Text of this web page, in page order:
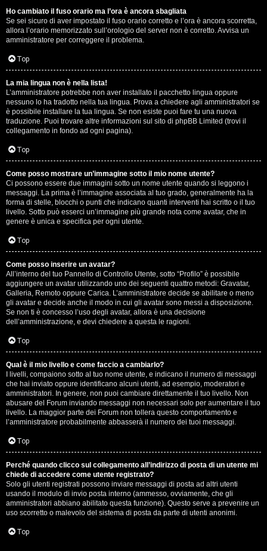
Ho cambiato il fuso orario ma l’ora è ancora sbagliata
Se sei sicuro di aver impostato il fuso orario corretto e l’ora è ancora scorretta,
allora l’orario memorizzato sull’orologio del server non è corretto. Avvisa un
amministratore per correggere il problema.
Top
La mia lingua non è nella lista!
L’amministratore potrebbe non aver installato il pacchetto lingua oppure
nessuno lo ha tradotto nella tua lingua. Prova a chiedere agli amministratori se
è possibile installare la tua lingua. Se non esiste puoi fare tu una nuova
traduzione. Puoi trovare altre informazioni sul sito di phpBB Limited (trovi il
collegamento in fondo ad ogni pagina).
Top
Come posso mostrare un’immagine sotto il mio nome utente?
Ci possono essere due immagini sotto un nome utente quando si leggono i
messaggi. La prima è l’immagine associata al tuo grado, generalmente ha la
forma di stelle, blocchi o punti che indicano quanti interventi hai scritto o il tuo
livello. Sotto può esserci un’immagine più grande nota come avatar, che in
genere è unica e specifica per ogni utente.
Top
Come posso inserire un avatar?
All’interno del tuo Pannello di Controllo Utente, sotto “Profilo” è possibile
aggiungere un avatar utilizzando uno dei seguenti quattro metodi: Gravatar,
Galleria, Remoto oppure Carica. L’amministratore decide se abilitare o meno
gli avatar e decide anche il modo in cui gli avatar sono messi a disposizione.
Se non ti è concesso l’uso degli avatar, allora è una decisione
dell’amministrazione, e devi chiedere a questa le ragioni.
Top
Qual è il mio livello e come faccio a cambiarlo?
I livelli, compaiono sotto al tuo nome utente, e indicano il numero di messaggi
che hai inviato oppure identificano alcuni utenti, ad esempio, moderatori e
amministratori. In genere, non puoi cambiare direttamente il tuo livello. Non
abusare del Forum inviando messaggi non necessari solo per aumentare il tuo
livello. La maggior parte dei Forum non tollera questo comportamento e
l’amministratore probabilmente abbasserà il numero dei tuoi messaggi.
Top
Perché quando clicco sul collegamento all’indirizzo di posta di un utente mi
chiede di accedere come utente registrato?
Solo gli utenti registrati possono inviare messaggi di posta ad altri utenti
usando il modulo di invio posta interno (ammesso, ovviamente, che gli
amministratori abbiano abilitato questa funzione). Questo serve a prevenire un
uso scorretto o malevolo del sistema di posta da parte di utenti anonimi.
Top
l
S
t
o
r
e
:
G
i
g
i
D
’
A
g
o
s
t
i
n
o
P
l
a
n
e
t